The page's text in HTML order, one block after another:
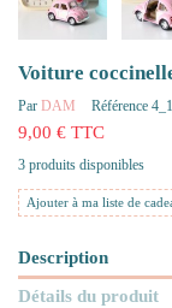
Voiture
Par DAM Référence
9,00 € TTC
3 produits disponibles
Ajouter à ma liste de
Description
Détails du produit